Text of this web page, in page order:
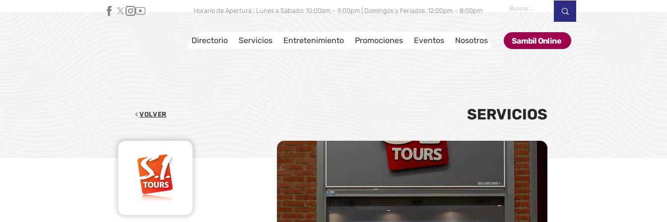
Directorio Servicios Entretenimiento Promociones Eventos Nosotros Sambil Online
Horario de Apertura : Lunes a Sábado: 10:00am – 9:00pm | Domingos y Feriados: 12:00pm – 8:00pm
VOLVER SERVICIOS